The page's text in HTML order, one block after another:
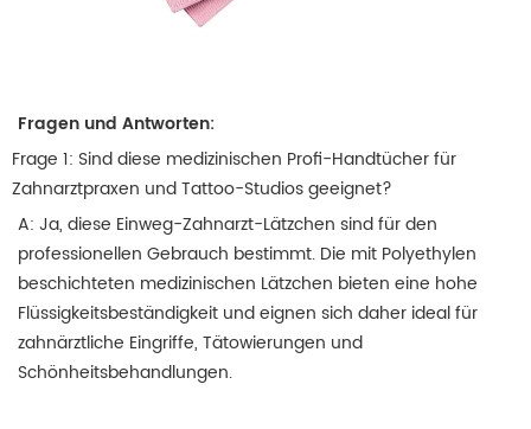
Fragen und Antworten:
Frage 1: Sind diese medizinischen Profi-Handtücher für
Zahnarztpraxen und Tattoo-Studios geeignet?
A: Ja, diese Einweg-Zahnarzt-Lätzchen sind für den
professionellen Gebrauch bestimmt. Die mit Polyethylen
beschichteten medizinischen Lätzchen bieten eine hohe
Flüssigkeitsbeständigkeit und eignen sich daher ideal für
zahnärztliche Eingriffe, Tätowierungen und
Schönheitsbehandlungen.